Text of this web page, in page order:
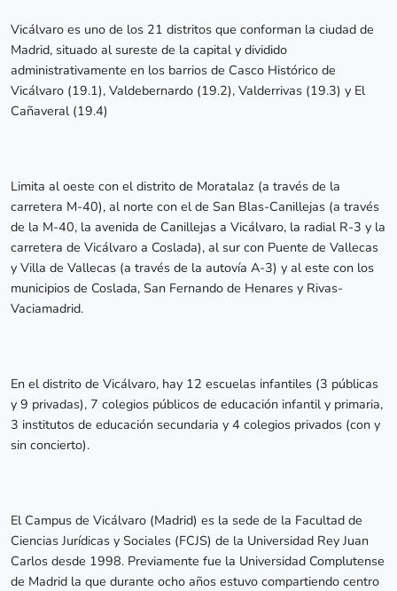
Vicálvaro es uno de los 21 distritos que conforman la ciudad de
Madrid, situado al sureste de la capital y dividido
administrativamente en los barrios de Casco Histórico de
Vicálvaro (19.1), Valdebernardo (19.2), Valderrivas (19.3) y El
Cañaveral (19.4)
Limita al oeste con el distrito de Moratalaz (a través de la
carretera M-40), al norte con el de San Blas-Canillejas (a través
de la M-40, la avenida de Canillejas a Vicálvaro, la radial R-3 y la
carretera de Vicálvaro a Coslada), al sur con Puente de Vallecas
y Villa de Vallecas (a través de la autovía A-3) y al este con los
municipios de Coslada, San Fernando de Henares y Rivas-
Vaciamadrid.
En el distrito de Vicálvaro, hay 12 escuelas infantiles (3 públicas
y 9 privadas), 7 colegios públicos de educación infantil y primaria,
3 institutos de educación secundaria y 4 colegios privados (con y
sin concierto).
El Campus de Vicálvaro (Madrid) es la sede de la Facultad de
Ciencias Jurídicas y Sociales (FCJS) de la Universidad Rey Juan
Carlos desde 1998. Previamente fue la Universidad Complutense
de Madrid la que durante ocho años estuvo compartiendo centro